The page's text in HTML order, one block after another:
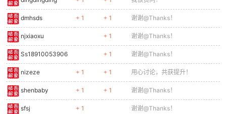
dmhsds + 1 + 1 谢谢@Thanks！
njxiaoxu + 1 谢谢@Thanks！
Ss18910053906 + 1 谢谢@Thanks！
nizeze + 1 + 1 用心讨论，共获提升！
shenbaby + 1 + 1 谢谢@Thanks！
sfsj + 1 谢谢@Thanks！